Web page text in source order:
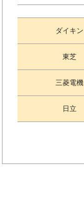
ダイキン
東芝
三菱電機
日立